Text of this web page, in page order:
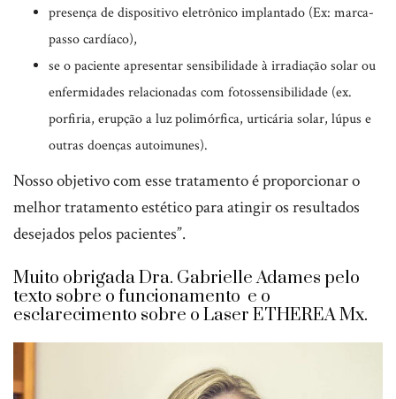
presença de dispositivo eletrônico implantado (Ex: marca-
passo cardíaco),
se o paciente apresentar sensibilidade à irradiação solar ou
enfermidades relacionadas com fotossensibilidade (ex.
porfiria, erupção a luz polimórfica, urticária solar, lúpus e
outras doenças autoimunes).
Nosso objetivo com esse tratamento é proporcionar o
melhor tratamento estético para atingir os resultados
desejados pelos pacientes”.
Muito obrigada Dra. Gabrielle Adames pelo
texto sobre o funcionamento e o
esclarecimento sobre o Laser ETHEREA Mx.